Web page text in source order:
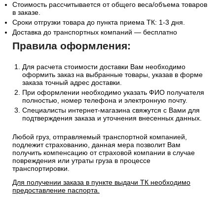
Стоимость рассчитывается от общего веса/объема товаров
в заказе.
Сроки отгрузки товара до пункта приема ТК: 1-3 дня.
Доставка до транспортных компаний — бесплатно
Правила оформления:
Для расчета стоимости доставки Вам необходимо
оформить заказ на выбранные товары, указав в форме
заказа точный адрес доставки.
При оформлении необходимо указать ФИО получателя
полностью, номер телефона и электронную почту.
Специалисты интернет-магазина свяжутся с Вами для
подтверждения заказа и уточнения внесенных данных.
Любой груз, отправляемый транспортной компанией,
подлежит страхованию, данная мера позволит Вам
получить компенсацию от страховой компании в случае
повреждения или утраты груза в процессе
транспортировки.
Для получении заказа в пункте выдачи ТК необходимо
предоставление паспорта.